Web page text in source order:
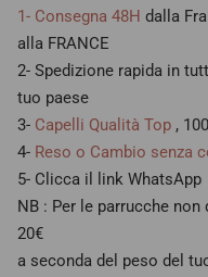
1- Consegna 48H dalla
alla FRANCE
2- Spedizione rapida in
tuo paese
3- Capelli Qualità Top ,
4- Reso o Cambio senza
5- Clicca il link
NB : Per le parrucche
20€
a seconda del peso del